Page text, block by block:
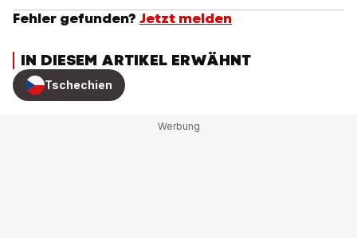
Fehler gefunden? Jetzt melden
IN DIESEM ARTIKEL ERWÄHNT
Tschechien